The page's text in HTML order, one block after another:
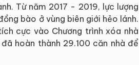
Từ năm 2017 - 2019, lực lượng
bào ở vùng biên giới hẻo lánh.
cực vào Chương trình xóa nhà
hoàn thành 29.100 căn nhà để